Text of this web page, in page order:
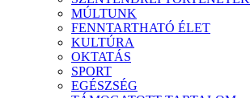
MÚLTUNK
FENNTARTHATÓ ÉLET
KULTÚRA
OKTATÁS
SPORT
EGÉSZSÉG